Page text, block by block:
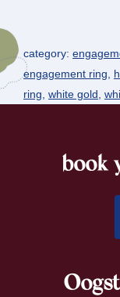
category:
engagement ring,
ring, white gold,
book